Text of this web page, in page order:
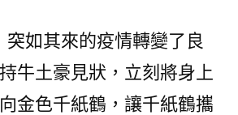
其來的疫情轉變了良
牛土豪見狀，立刻將身上
金色千紙鶴，讓千紙鶴攜